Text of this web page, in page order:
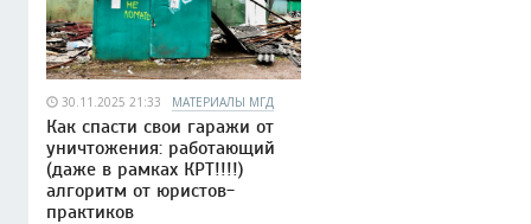
30.11.2025 21:33 МАТЕРИАЛЫ МГД
Как спасти свои гаражи от
уничтожения: работающий
(даже в рамках КРТ!!!!)
алгоритм от юристов-
практиков